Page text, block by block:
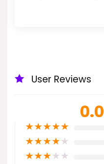
User Reviews
0.0
★★★★★
★★★★★
★★★★★